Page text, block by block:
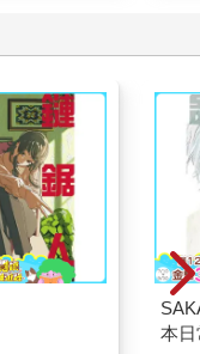
本日